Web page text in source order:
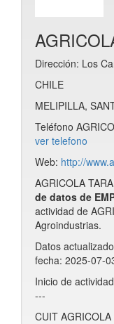
Dirección: Los
CHILE
MELIPILLA,
Teléfono
ver telefono
Web: http://
AGRICOLA
de datos de
actividad de
Agroindustrias.
Datos
fecha: 2025-07-
Inicio de
---
CUIT AGRICOLA